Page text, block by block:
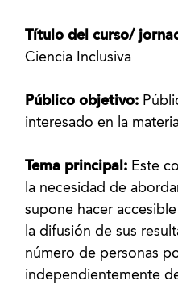
Título del curso/
Ciencia Inclusiva
Público objetivo:
interesado en la
Tema principal: Este
la necesidad de
supone hacer
la difusión de sus
número de personas
independientemente